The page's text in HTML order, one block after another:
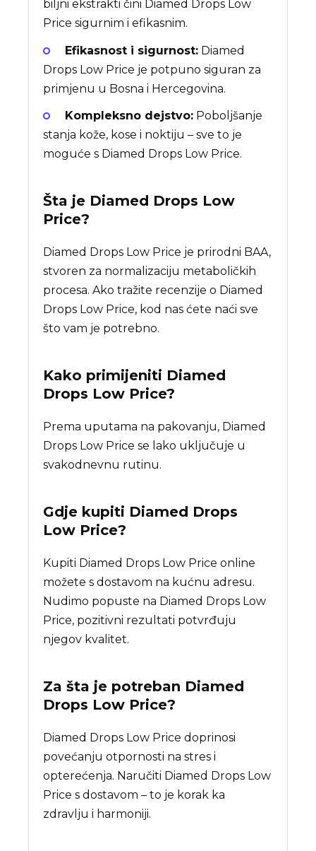
biljni ekstrakti čini Diamed Drops Low
Price sigurnim i efikasnim.
Efikasnost i sigurnost: Diamed
Drops Low Price je potpuno siguran za
primjenu u Bosna i Hercegovina.
Kompleksno dejstvo: Poboljšanje
stanja kože, kose i noktiju – sve to je
moguće s Diamed Drops Low Price.
Šta je Diamed Drops Low
Price?
Diamed Drops Low Price je prirodni BAA,
stvoren za normalizaciju metaboličkih
procesa. Ako tražite recenzije o Diamed
Drops Low Price, kod nas ćete naći sve
što vam je potrebno.
Kako primijeniti Diamed
Drops Low Price?
Prema uputama na pakovanju, Diamed
Drops Low Price se lako uključuje u
svakodnevnu rutinu.
Gdje kupiti Diamed Drops
Low Price?
Kupiti Diamed Drops Low Price online
možete s dostavom na kućnu adresu.
Nudimo popuste na Diamed Drops Low
Price, pozitivni rezultati potvrđuju
njegov kvalitet.
Za šta je potreban Diamed
Drops Low Price?
Diamed Drops Low Price doprinosi
povećanju otpornosti na stres i
opterećenja. Naručiti Diamed Drops Low
Price s dostavom – to je korak ka
zdravlju i harmoniji.